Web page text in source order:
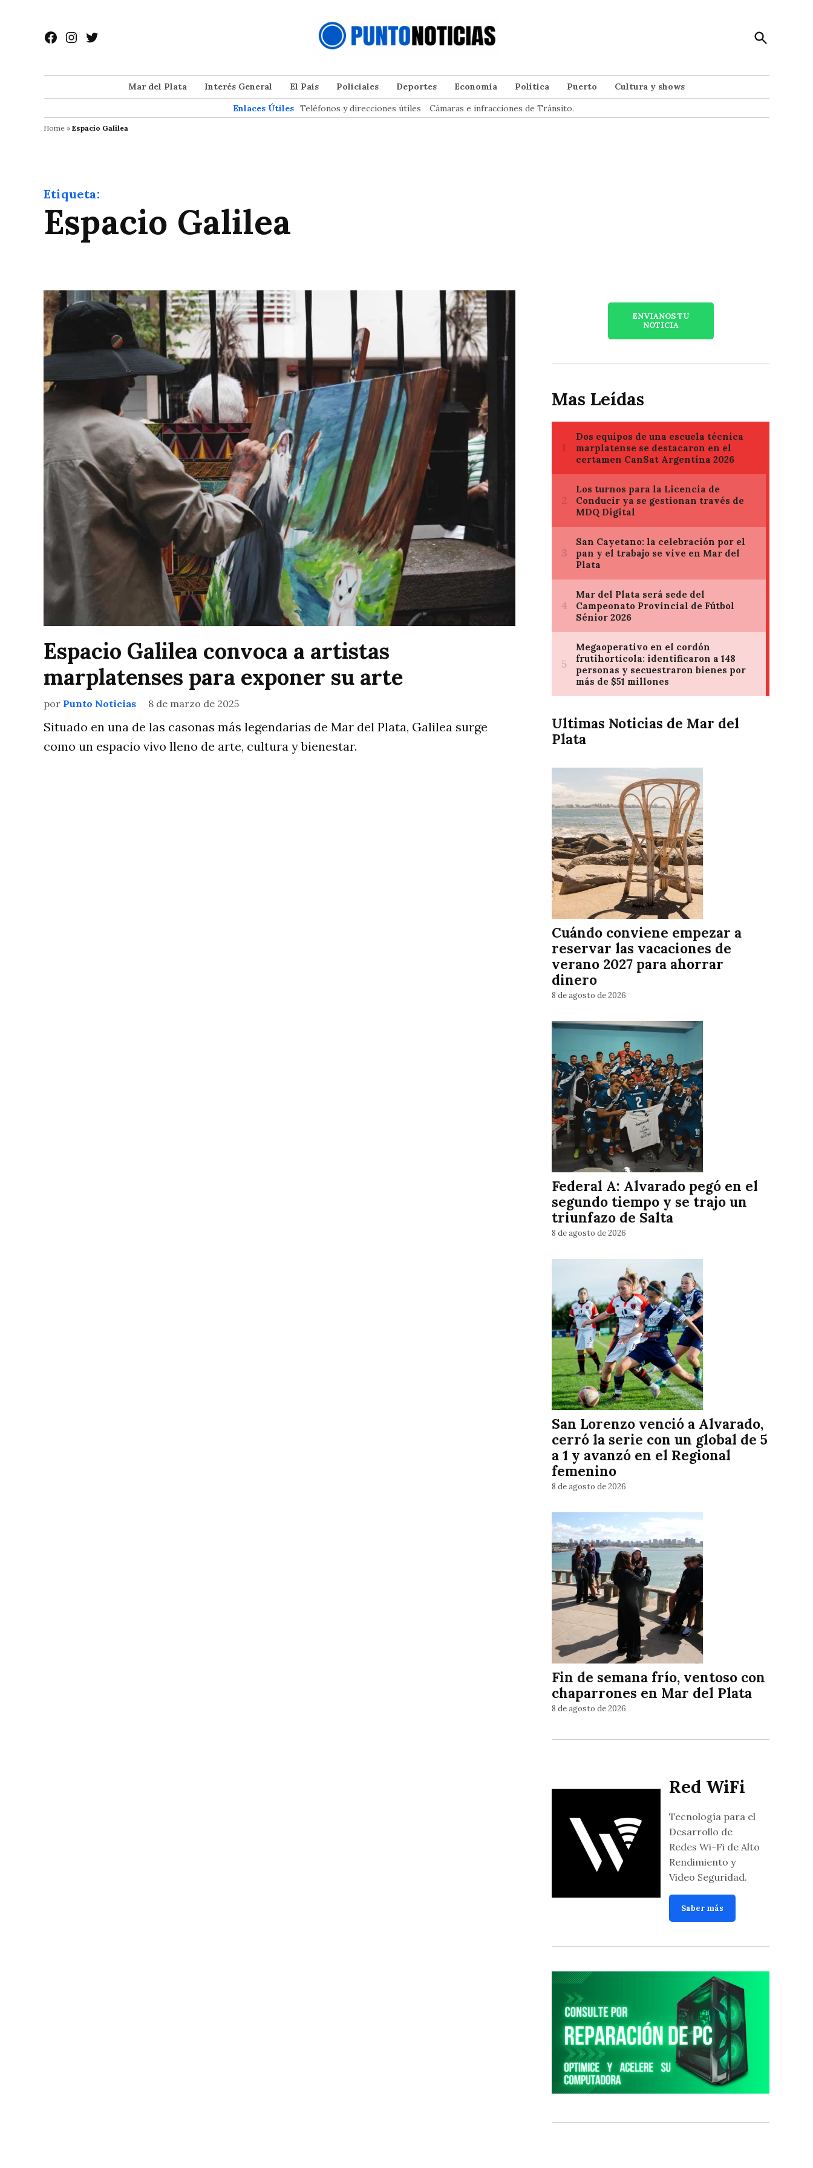
contenido
Facebook
Instagram
Twitter
Open
Search
Mar del Plata Interés General El País Policiales Deportes Economía Política Puerto
Cultura y shows
Enlaces Útiles Teléfonos y direcciones útiles Cámaras e infracciones de Tránsito.
Home » Espacio Galilea
Etiqueta:
Espacio Galilea
Espacio Galilea convoca a artistas
marplatenses para exponer su arte
por Punto Noticias 8 de marzo de 2025
Situado en una de las casonas más legendarias de Mar del Plata, Galilea surge
como un espacio vivo lleno de arte, cultura y bienestar.
ENVIANOS TU
NOTICIA
Mas Leídas
Ultimas Noticias de Mar del
Plata
Cuándo conviene empezar a
reservar las vacaciones de
verano 2027 para ahorrar
dinero
8 de agosto de 2026
Federal A: Alvarado pegó en el
segundo tiempo y se trajo un
triunfazo de Salta
8 de agosto de 2026
San Lorenzo venció a Alvarado,
cerró la serie con un global de 5
a 1 y avanzó en el Regional
femenino
8 de agosto de 2026
Fin de semana frío, ventoso con
chaparrones en Mar del Plata
8 de agosto de 2026
Red WiFi
Tecnología para el
Desarrollo de
Redes Wi-Fi de Alto
Rendimiento y
Video Seguridad.
Saber más